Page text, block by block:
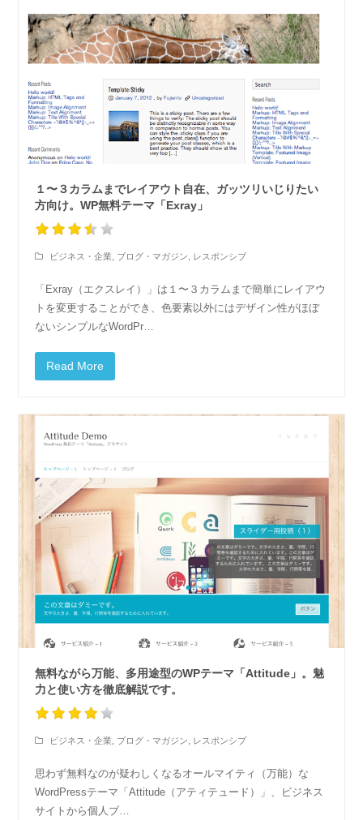
１〜３カラムまでレイアウト自在、ガッツリいじりたい
方向け。WP無料テーマ「Exray」
ビジネス・企業 ブログ・マガジン レスポンシブ
「Exray（エクスレイ）」は１〜３カラムまで簡単にレイアウ
トを変更することができ、色要素以外にはデザイン性がほぼ
ないシンプルなWordPr…
Read More
無料ながら万能、多用途型のWPテーマ「Attitude」。魅
力と使い方を徹底解説です。
ビジネス・企業 ブログ・マガジン レスポンシブ
思わず無料なのが疑わしくなるオールマイティ（万能）な
WordPressテーマ「Attitude（アティテュード）」、ビジネス
サイトから個人ブ…